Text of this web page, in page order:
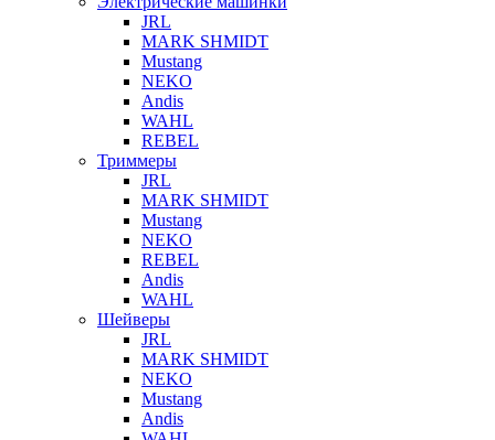
JRL
MARK SHMIDT
Mustang
NEKO
Andis
WAHL
REBEL
Триммеры
JRL
MARK SHMIDT
Mustang
NEKO
REBEL
Andis
WAHL
Шейверы
JRL
MARK SHMIDT
NEKO
Mustang
Andis